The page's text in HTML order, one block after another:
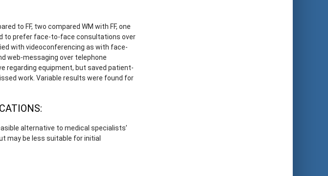
to FF, two compared WM with FF, one
to prefer face-to-face consultations over
with videoconferencing as with face-
web-messaging over telephone
regarding equipment, but saved patient-
work. Variable results were found for
alternative to medical specialists’
may be less suitable for initial